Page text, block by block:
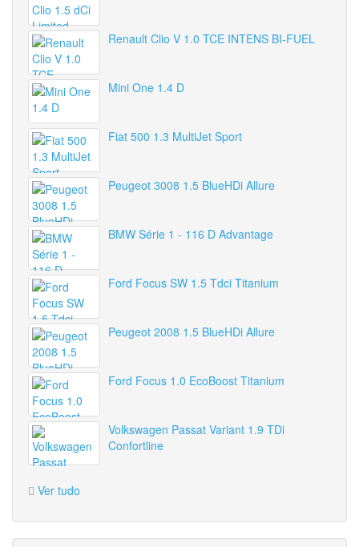
Renault Clio V 1.0 TCE INTENS BI-FUEL
Mini One 1.4 D
Fiat 500 1.3 MultiJet Sport
Peugeot 3008 1.5 BlueHDi Allure
BMW Série 1 - 116 D Advantage
Ford Focus SW 1.5 Tdci Titanium
Peugeot 2008 1.5 BlueHDi Allure
Ford Focus 1.0 EcoBoost Titanium
Volkswagen Passat Variant 1.9 TDi
Confortline
Ver tudo